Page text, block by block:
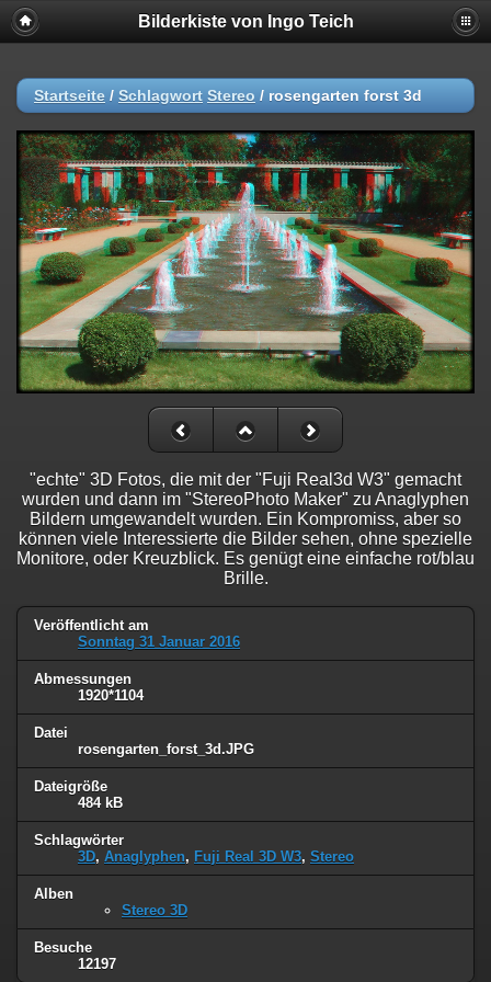
Bilderkiste von Ingo Teich
Startseite / Schlagwort Stereo / rosengarten forst 3d
"echte" 3D Fotos, die mit der "Fuji Real3d W3" gemacht
wurden und dann im "StereoPhoto Maker" zu Anaglyphen
Bildern umgewandelt wurden. Ein Kompromiss, aber so
können viele Interessierte die Bilder sehen, ohne spezielle
Monitore, oder Kreuzblick. Es genügt eine einfache rot/blau
Brille.
Veröffentlicht am
Sonntag 31 Januar 2016
Abmessungen
1920*1104
Datei
rosengarten_forst_3d.JPG
Dateigröße
484 kB
Schlagwörter
3D, Anaglyphen, Fuji Real 3D W3, Stereo
Alben
Stereo 3D
Besuche
12197